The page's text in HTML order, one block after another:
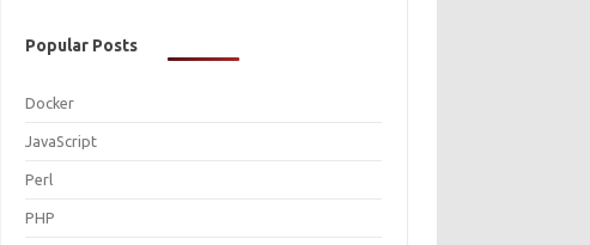
Popular Posts
Docker
JavaScript
Perl
PHP